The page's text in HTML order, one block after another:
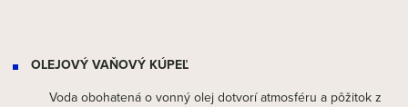
OLEJOVÝ VAŇOVÝ KÚPEĽ
Voda obohatená o vonný olej dotvorí atmosféru a pôžitok z